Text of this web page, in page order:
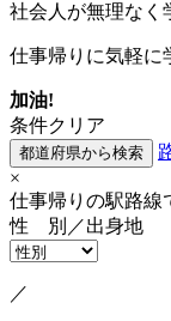
社会人が無理なく
仕事帰りに気軽に
加油!
条件クリア
×
仕事帰りの駅路線
性 別／出身地
／